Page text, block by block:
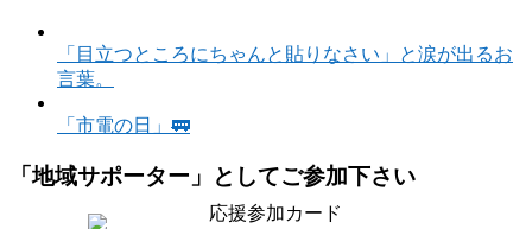
「目立つところにちゃんと貼りなさい」と涙が出るお
言葉。
「市電の日」🚃
「地域サポーター」としてご参加下さい